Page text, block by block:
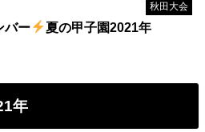
秋田大会
バー 夏の甲子園2021年
年